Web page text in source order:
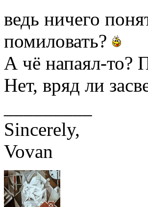
ведь ничего
помиловать?
А чё напаял-то?
Нет, вряд ли
Sincerely,
Vovan